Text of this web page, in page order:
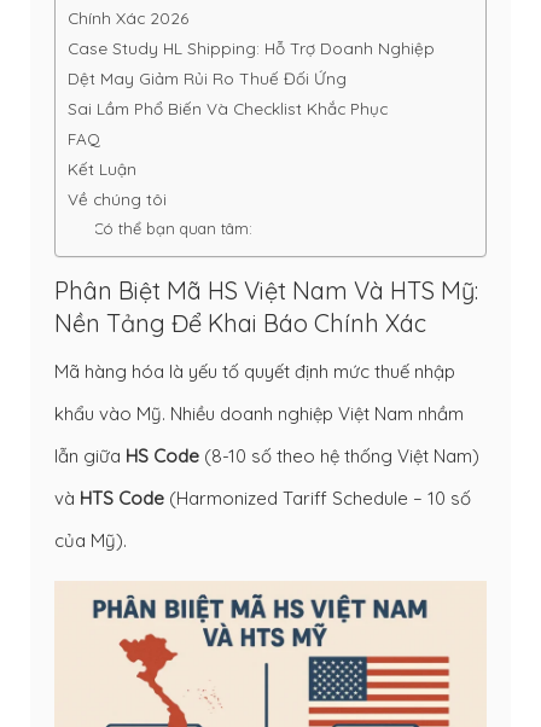
Chính Xác 2026
Case Study HL Shipping: Hỗ Trợ Doanh Nghiệp
Dệt May Giảm Rủi Ro Thuế Đối Ứng
Sai Lầm Phổ Biến Và Checklist Khắc Phục
FAQ
Kết Luận
Về chúng tôi
Có thể bạn quan tâm:
Phân Biệt Mã HS Việt Nam Và HTS Mỹ:
Nền Tảng Để Khai Báo Chính Xác
Mã hàng hóa là yếu tố quyết định mức thuế nhập
khẩu vào Mỹ. Nhiều doanh nghiệp Việt Nam nhầm
lẫn giữa HS Code (8-10 số theo hệ thống Việt Nam)
và HTS Code (Harmonized Tariff Schedule – 10 số
của Mỹ).